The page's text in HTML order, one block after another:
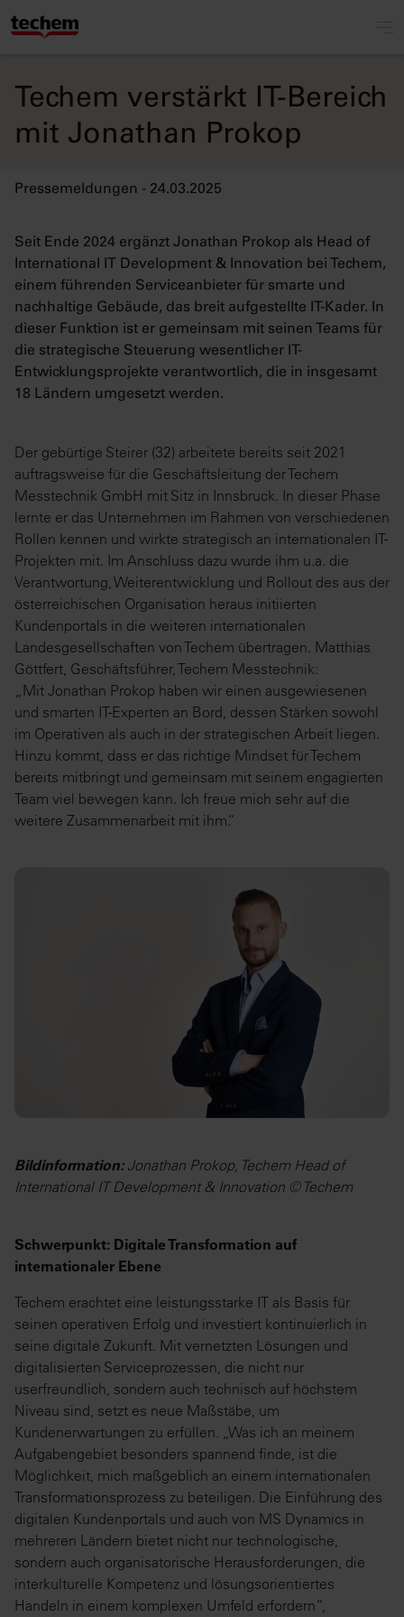
Techem verstärkt IT-Bereich
mit Jonathan Prokop
Pressemeldungen - 24.03.2025
Seit Ende 2024 ergänzt Jonathan Prokop als Head of
International IT Development & Innovation bei Techem,
einem führenden Serviceanbieter für smarte und
nachhaltige Gebäude, das breit aufgestellte IT-Kader. In
dieser Funktion ist er gemeinsam mit seinen Teams für
die strategische Steuerung wesentlicher IT-
Entwicklungsprojekte verantwortlich, die in insgesamt
18 Ländern umgesetzt werden.
Der gebürtige Steirer (32) arbeitete bereits seit 2021
auftragsweise für die Geschäftsleitung der Techem
Messtechnik GmbH mit Sitz in Innsbruck. In dieser Phase
lernte er das Unternehmen im Rahmen von verschiedenen
Rollen kennen und wirkte strategisch an internationalen IT-
Projekten mit. Im Anschluss dazu wurde ihm u.a. die
Verantwortung, Weiterentwicklung und Rollout des aus der
österreichischen Organisation heraus initiierten
Kundenportals in die weiteren internationalen
Landesgesellschaften von Techem übertragen. Matthias
Göttfert, Geschäftsführer, Techem Messtechnik:
„Mit Jonathan Prokop haben wir einen ausgewiesenen
und smarten IT-Experten an Bord, dessen Stärken sowohl
im Operativen als auch in der strategischen Arbeit liegen.
Hinzu kommt, dass er das richtige Mindset für Techem
bereits mitbringt und gemeinsam mit seinem engagierten
Team viel bewegen kann. Ich freue mich sehr auf die
weitere Zusammenarbeit mit ihm.“
Bildinformation:Jonathan Prokop, Techem Head of
International IT Development & Innovation © Techem
Schwerpunkt: Digitale Transformation auf
internationaler Ebene
Techem erachtet eine leistungsstarke IT als Basis für
seinen operativen Erfolg und investiert kontinuierlich in
seine digitale Zukunft. Mit vernetzten Lösungen und
digitalisierten Serviceprozessen, die nicht nur
userfreundlich, sondern auch technisch auf höchstem
Niveau sind, setzt es neue Maßstäbe, um
Kundenerwartungen zu erfüllen. „Was ich an meinem
Aufgabengebiet besonders spannend finde, ist die
Möglichkeit, mich maßgeblich an einem internationalen
Transformationsprozess zu beteiligen. Die Einführung des
digitalen Kundenportals und auch von MS Dynamics in
mehreren Ländern bietet nicht nur technologische,
sondern auch organisatorische Herausforderungen, die
interkulturelle Kompetenz und lösungsorientiertes
Handeln in einem komplexen Umfeld erfordern“,